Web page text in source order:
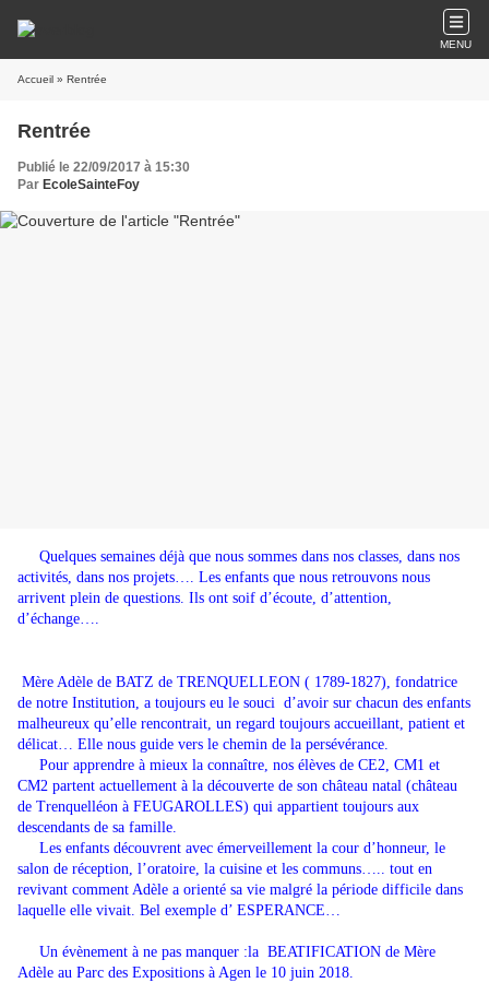
MENU
Accueil » Rentrée
Rentrée
Publié le 22/09/2017 à 15:30
Par EcoleSainteFoy
Quelques semaines déjà que nous sommes dans nos classes, dans nos
activités, dans nos projets…. Les enfants que nous retrouvons nous
arrivent plein de questions. Ils ont soif d’écoute, d’attention,
d’échange….
Mère Adèle de BATZ de TRENQUELLEON ( 1789-1827), fondatrice
de notre Institution, a toujours eu le souci d’avoir sur chacun des enfants
malheureux qu’elle rencontrait, un regard toujours accueillant, patient et
délicat… Elle nous guide vers le chemin de la persévérance.
Pour apprendre à mieux la connaître, nos élèves de CE2, CM1 et
CM2 partent actuellement à la découverte de son château natal (château
de Trenquelléon à FEUGAROLLES) qui appartient toujours aux
descendants de sa famille.
Les enfants découvrent avec émerveillement la cour d’honneur, le
salon de réception, l’oratoire, la cuisine et les communs….. tout en
revivant comment Adèle a orienté sa vie malgré la période difficile dans
laquelle elle vivait. Bel exemple d’ ESPERANCE…
Un évènement à ne pas manquer :la BEATIFICATION de Mère
Adèle au Parc des Expositions à Agen le 10 juin 2018.